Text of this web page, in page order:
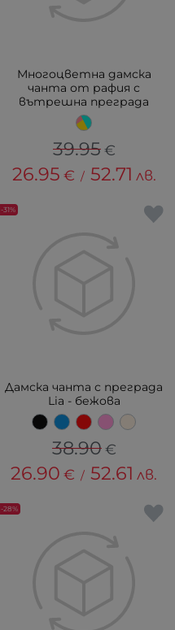
Многоцветна дамска
чанта от рафия с
вътрешна преграда
39.95 €
26.95 € / 52.71 лв.
Дамска чанта с преграда
Lia - бежова
38.90 €
26.90 € / 52.61 лв.
-31%
-28%